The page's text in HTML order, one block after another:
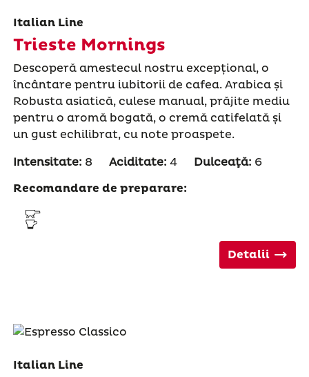
Italian Line
Trieste Mornings
Descoperă amestecul nostru excepțional, o
încântare pentru iubitorii de cafea. Arabica și
Robusta asiatică, culese manual, prăjite mediu
pentru o aromă bogată, o cremă catifelată și
un gust echilibrat, cu note proaspete.
Intensitate: 8 Aciditate: 4 Dulceaţă: 6
Recomandare de preparare:
Detalii
Italian Line